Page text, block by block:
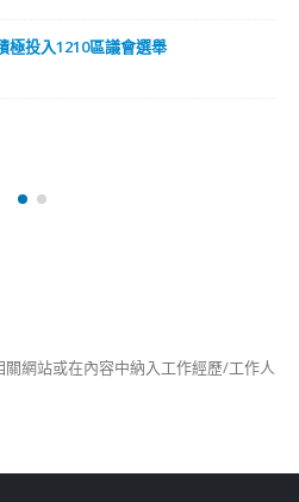
極投入1210區議會選舉
網站或在內容中納入工作經歷/工作人